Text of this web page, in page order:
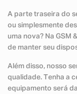
A parte traseira do
ou simplesmente
uma nova? Na GSM
de manter seu
Além disso, nosso
qualidade. Tenha a
equipamento será